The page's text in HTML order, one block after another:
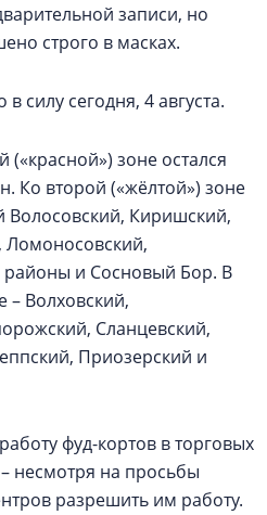
записи, но
строго в масках.
силу сегодня, 4 августа.
зоне остался
Ко второй («жёлтой») зоне
Волосовский, Киришский,
Ломоносовский,
районы и Сосновый Бор. В
– Волховский,
Сланцевский,
Приозерский и
фуд-кортов в торговых
– несмотря на просьбы
разрешить им работу.